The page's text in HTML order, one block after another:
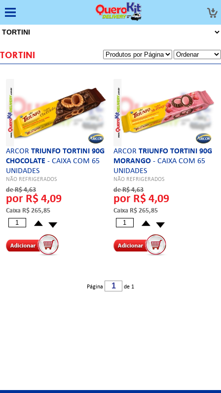
TORTINI
ARCOR TRIUNFO TORTINI 90G
CHOCOLATE - CAIXA COM 65
UNIDADES
NÃO REFRIGERADOS
de R$ 4,63
por R$ 4,09
Caixa R$ 265,85
ARCOR TRIUNFO TORTINI 90G
MORANGO- CAIXA COM 65
UNIDADES
NÃO REFRIGERADOS
de R$ 4,63
por R$ 4,09
Caixa R$ 265,85
Página de 1